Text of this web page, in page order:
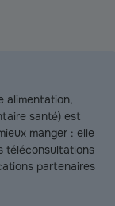
alimentation,
santé) est
manger : elle
téléconsultations
partenaires